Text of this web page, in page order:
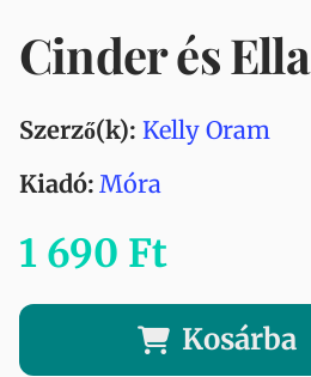
Cinder és Ella
Szerző(k): Kelly Oram
Kiadó: Móra
1 690 Ft
Kosárba